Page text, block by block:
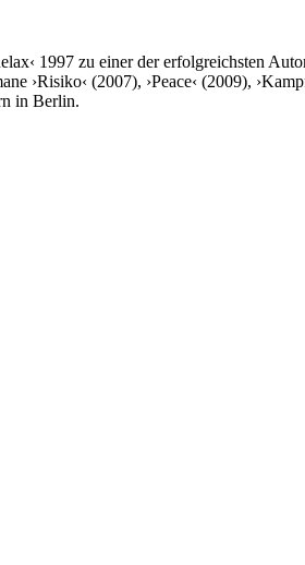
1997 zu einer der erfolgreichsten
›Risiko‹ (2007), ›Peace‹ (2009),
in Berlin.